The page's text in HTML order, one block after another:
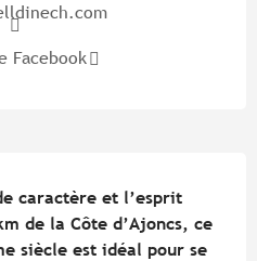
Facebook
caractère et l’esprit
de la Côte d’Ajoncs, ce
siècle est idéal pour se